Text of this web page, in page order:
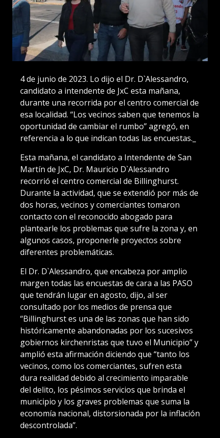
4 de junio de 2023. Lo dijo el Dr. D`Alessandro,
candidato a intendente de JxC esta mañana,
durante una recorrida por el centro comercial de
esa localidad. “Los vecinos saben que tenemos la
oportunidad de cambiar el rumbo” agregó, en
referencia a lo que indican todas las encuestas._
Esta mañana, el candidato a Intendente de San
Martín de JxC, Dr. Mauricio D`Alessandro
recorrió el centro comercial de Billinghurst.
Durante la actividad, que se extendió por más de
dos horas, vecinos y comerciantes tomaron
contacto con el reconocido abogado para
plantearle los problemas que sufre la zona y, en
algunos casos, proponerle proyectos sobre
diferentes problemáticas.
El Dr. D`Alessandro, que encabeza por amplio
margen todas las encuestas de cara a las PASO
que tendrán lugar en agosto, dijo, al ser
consultado por los medios de prensa que
“Billinghurst es una de las zonas que han sido
históricamente abandonadas por los sucesivos
gobiernos kirchenristas que tuvo el Municipio” y
amplió esta afirmación diciendo que “tanto los
vecinos, como los comerciantes, sufren esta
dura realidad debido al crecimiento imparable
del delito, los pésimos servicios que brinda el
municipio y los graves problemas que suma la
economía nacional, distorsionada por la inflación
descontrolada”.